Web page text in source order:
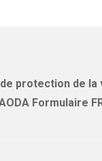
protection de la
Formulaire